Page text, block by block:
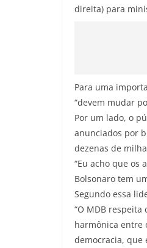
direita) para
Para uma
“devem mudar
Por um lado, o
anunciados por
dezenas de
“Eu acho que os
Bolsonaro tem
Segundo essa
“O MDB
harmônica entre
democracia, que